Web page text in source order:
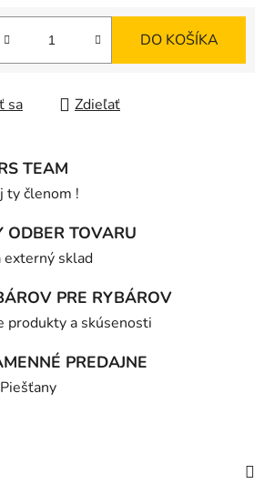
DO KOŠÍKA
sa Zdieľať
TEAM
ty členom !
ODBER TOVARU
externý sklad
PRE RYBÁROV
produkty a skúsenosti
PREDAJNE